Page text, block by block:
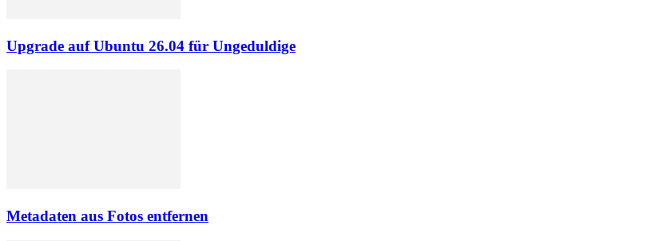
Upgrade auf Ubuntu 26.04 für Ungeduldige
Metadaten aus Fotos entfernen